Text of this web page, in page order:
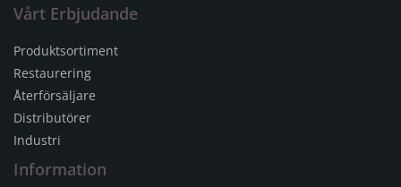
Vårt Erbjudande
Produktsortiment
Restaurering
Återförsäljare
Distributörer
Industri
Information